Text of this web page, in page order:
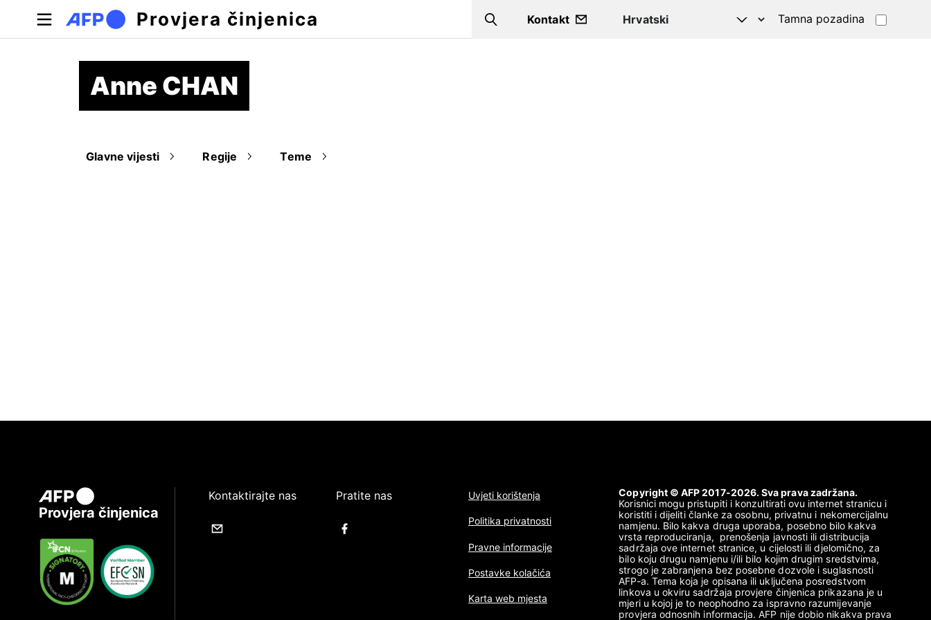
Skoči na glavni sadržaj
Provjera činjenica Search
Kontakt Tamna pozadina
Anne CHAN
Glavne vijesti Regije Teme
Provjera činjenica
Kontaktirajte nas Pratite nas Uvjeti korištenja
Politika privatnosti
Pravne informacije
Postavke kolačića
Karta web mjesta
Copyright © AFP 2017-2026. Sva prava zadržana.
Korisnici mogu pristupiti i konzultirati ovu internet stranicu i
koristiti i dijeliti članke za osobnu, privatnu i nekomercijalnu
namjenu. Bilo kakva druga uporaba, posebno bilo kakva
vrsta reproduciranja, prenošenja javnosti ili distribucija
sadržaja ove internet stranice, u cijelosti ili djelomično, za
bilo koju drugu namjenu i/ili bilo kojim drugim sredstvima,
strogo je zabranjena bez posebne dozvole i suglasnosti
AFP-a. Tema koja je opisana ili uključena posredstvom
linkova u okviru sadržaja provjere činjenica prikazana je u
mjeri u kojoj je to neophodno za ispravno razumijevanje
provjera odnosnih informacija. AFP nije dobio nikakva prava